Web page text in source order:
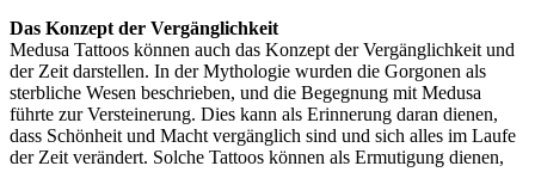
Das Konzept der Vergänglichkeit
Medusa Tattoos können auch das Konzept der Vergänglichkeit und
der Zeit darstellen. In der Mythologie wurden die Gorgonen als
sterbliche Wesen beschrieben, und die Begegnung mit Medusa
führte zur Versteinerung. Dies kann als Erinnerung daran dienen,
dass Schönheit und Macht vergänglich sind und sich alles im Laufe
der Zeit verändert. Solche Tattoos können als Ermutigung dienen,